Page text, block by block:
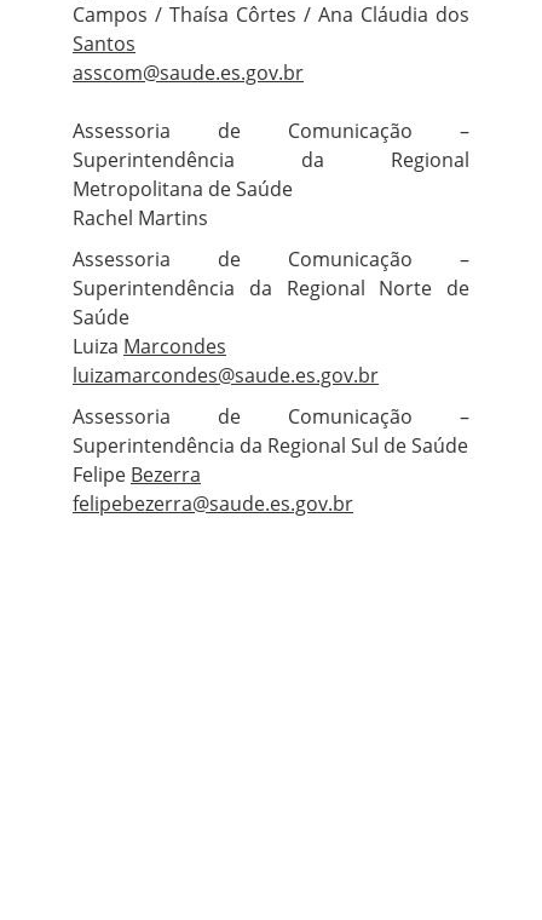
Campos / Thaísa Côrtes / Ana Cláudia dos
Santos
asscom@saude.es.gov.br
Assessoria de Comunicação –
Superintendência da Regional
Metropolitana de Saúde
Rachel Martins
Assessoria de Comunicação –
Superintendência da Regional Norte de
Saúde
Luiza Marcondes
luizamarcondes@saude.es.gov.br
Assessoria de Comunicação –
Superintendência da Regional Sul de Saúde
Felipe Bezerra
felipebezerra@saude.es.gov.br